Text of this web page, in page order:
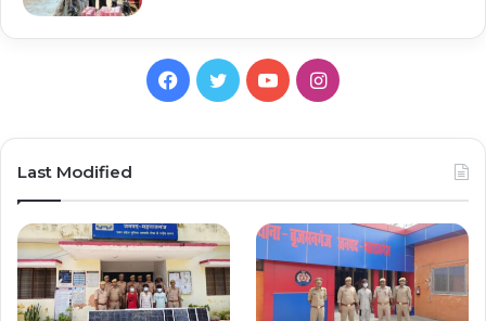
Facebook
TwitterYouTubeInstagram
Last Modified